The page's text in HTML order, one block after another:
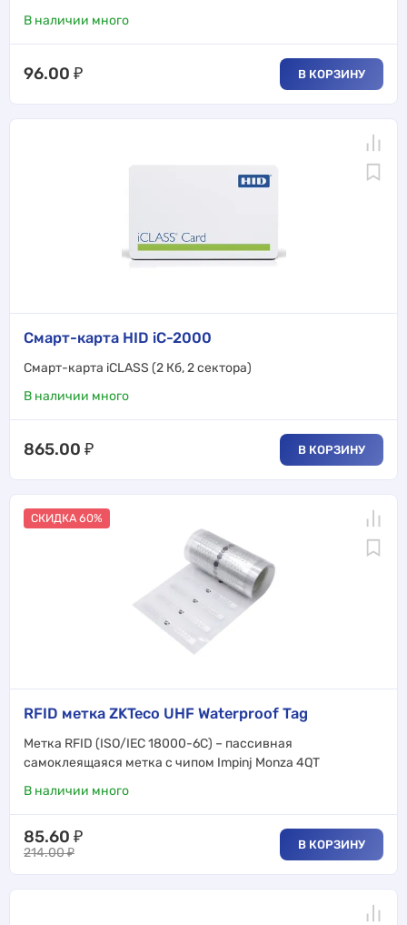
В наличии много
96.00 ₽ В КОРЗИНУ
Смарт-карта HID iC-2000
Смарт-карта iCLASS (2 Кб, 2 сектора)
В наличии много
865.00 ₽ В КОРЗИНУ
СКИДКА 60%
RFID метка ZKTeco UHF Waterproof Tag
Метка RFID (ISO/IEC 18000-6C) – пассивная
самоклеящаяся метка с чипом Impinj Monza 4QT
В наличии много
85.60 ₽
214.00₽
В КОРЗИНУ